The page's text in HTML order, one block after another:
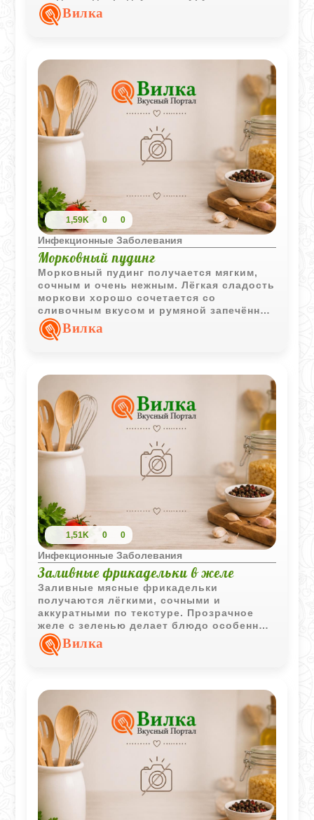
сливочное масло делает вкус более
мягким.Вилка
1,59K 0 0
Инфекционные Заболевания
Морковный пудинг
Морковный пудинг получается мягким,
сочным и очень нежным. Лёгкая сладость
моркови хорошо сочетается со
сливочным вкусом и румяной запечённой
корочкой.
Вилка
1,51K 0 0
Инфекционные Заболевания
Заливные фрикадельки в желе
Заливные мясные фрикадельки
получаются лёгкими, сочными и
аккуратными по текстуре. Прозрачное
желе с зеленью делает блюдо особенно
аппетитным и удобным для холодной
подачи.Вилка